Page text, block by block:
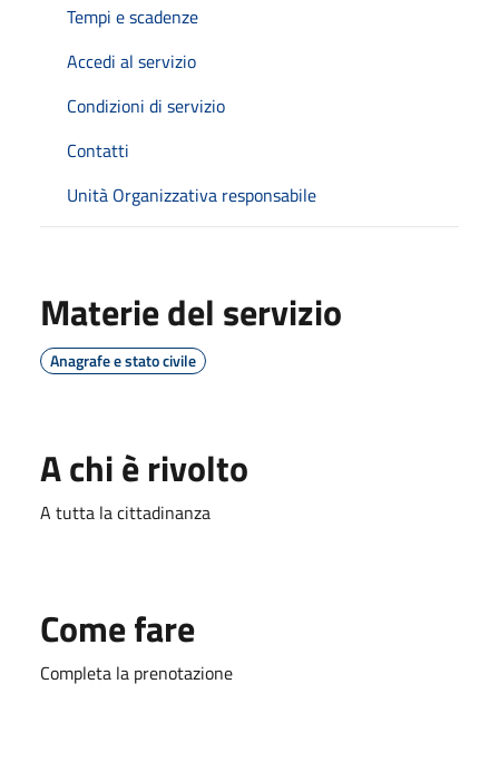
Tempi e scadenze
Accedi al servizio
Condizioni di servizio
Contatti
Unità Organizzativa responsabile
Materie del servizio
Anagrafe e stato civile
A chi è rivolto
A tutta la cittadinanza
Come fare
Completa la prenotazione